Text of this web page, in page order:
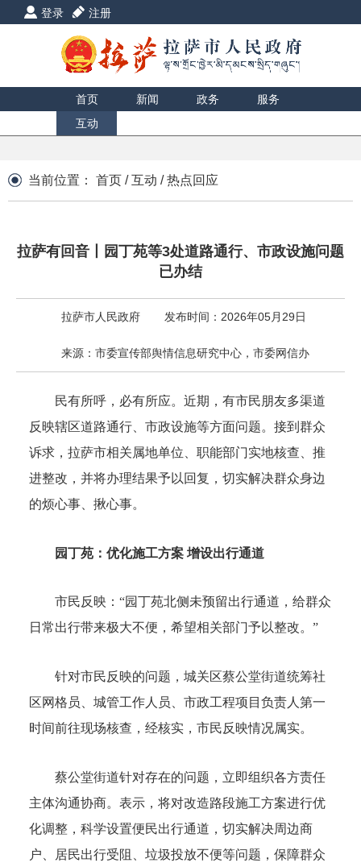
登录 注册
首页 新闻 政务
服务
互动
当前位置： 首页 /互动 /热点回应
拉萨有回音丨园丁苑等3处道路通行、市政设施问题
已办结
拉萨市人民政府 发布时间：2026年05月29日
来源：市委宣传部舆情信息研究中心，市委网信办
民有所呼，必有所应。近期，有市民朋友多渠道
反映辖区道路通行、市政设施等方面问题。接到群众
诉求，拉萨市相关属地单位、职能部门实地核查、推
进整改，并将办理结果予以回复，切实解决群众身边
的烦心事、揪心事。
园丁苑：优化施工方案 增设出行通道
市民反映：“园丁苑北侧未预留出行通道，给群众
日常出行带来极大不便，希望相关部门予以整改。”
针对市民反映的问题，城关区蔡公堂街道统筹社
区网格员、城管工作人员、市政工程项目负责人第一
时间前往现场核查，经核实，市民反映情况属实。
蔡公堂街道针对存在的问题，立即组织各方责任
主体沟通协商。表示，将对改造路段施工方案进行优
化调整，科学设置便民出行通道，切实解决周边商
户、居民出行受阻、垃圾投放不便等问题，保障群众